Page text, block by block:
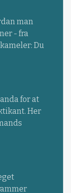
man
- fra
Du
for at
Her